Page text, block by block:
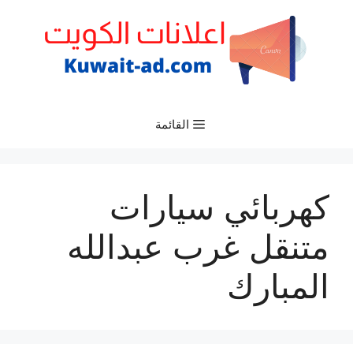
القائمة
كهربائي سيارات
متنقل غرب عبدالله
المبارك